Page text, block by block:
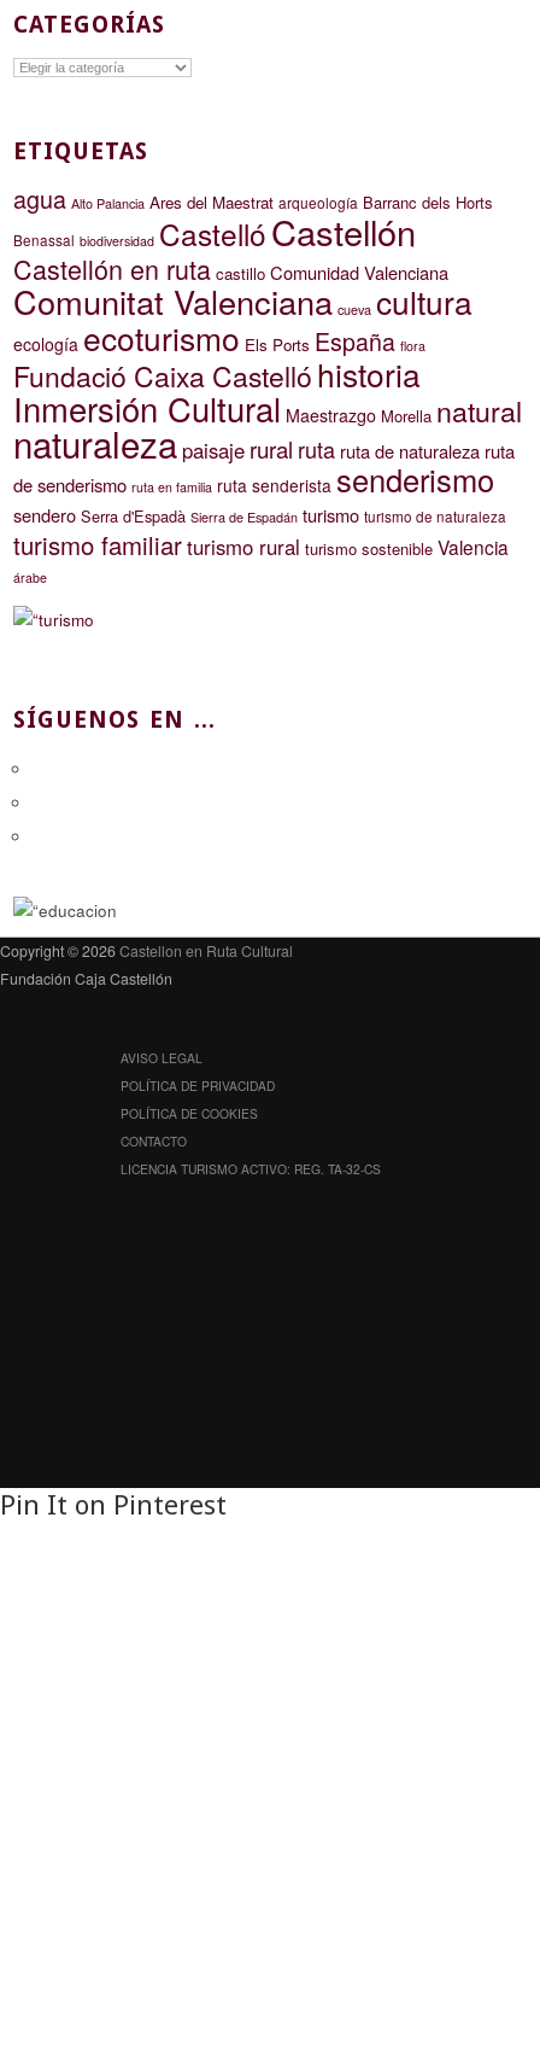
CATEGORÍAS
Categorías
ETIQUETAS
agua Alto Palancia Ares del Maestrat arqueología Barranc dels Horts
Benassal biodiversidad CastellóCastellón
Castellón en ruta castillo Comunidad Valenciana
Comunitat Valenciana cueva cultura
ecología ecoturismo Els Ports España flora
Fundació Caixa Castellóhistoria
Inmersión Cultural Maestrazgo Morella natural
naturaleza paisaje rural ruta ruta de naturaleza ruta
de senderismo ruta en familia ruta senderista senderismo
sendero Serra d'Espadà Sierra de Espadán turismo turismo de naturaleza
turismo familiarturismo rural turismo sostenible Valencia
árabe
SÍGUENOS EN ...
Copyright © 2026Castellon en Ruta Cultural
Fundación Caja Castellón
AVISO LEGAL
POLÍTICA DE PRIVACIDAD
POLÍTICA DE COOKIES
CONTACTO
LICENCIA TURISMO ACTIVO: REG. TA-32-CS
Pin It on Pinterest